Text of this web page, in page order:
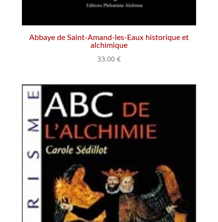
Abbaye de Saint-Amand-les-Eaux historique et
alchimique
33.00 €